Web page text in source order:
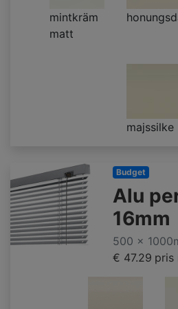
mintkräm
matt
majssilke
Budget
Alu
16mm
500 x
€ 47.29 pris